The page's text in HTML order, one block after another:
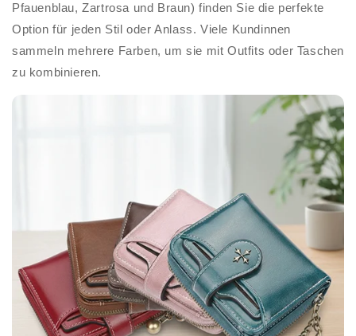
Pfauenblau, Zartrosa und Braun) finden Sie die perfekte
Option für jeden Stil oder Anlass. Viele Kundinnen
sammeln mehrere Farben, um sie mit Outfits oder Taschen
zu kombinieren.